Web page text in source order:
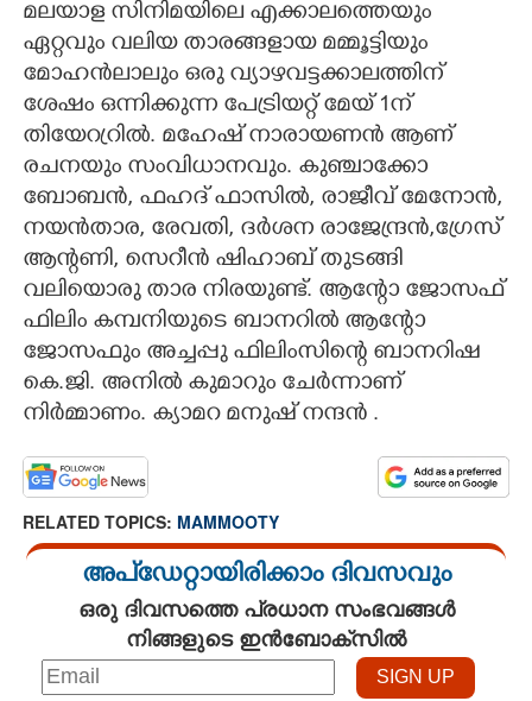
CARTOONS
LITERATURE
ZOOM
CONTACT US
മലയാള സിനിമയിലെ എക്കാലത്തെയും
ഏറ്റവും വലിയ താരങ്ങളായ മമ്മൂട്ടിയും
മോഹൻലാലും ഒരു വ്യാഴവട്ടക്കാലത്തിന്
ശേഷം ഒന്നിക്കുന്ന പേട്രിയറ്റ് മേയ് 1ന്
തിയേറ്രറിൽ. മഹേഷ് നാരായണൻ ആണ്
രചനയും സംവിധാനവും. കുഞ്ചാക്കോ
ബോബൻ, ഫഹദ് ഫാസിൽ, രാജീവ് മേനോൻ,
നയൻതാര, രേവതി, ദർശന രാജേന്ദ്രൻ,ഗ്രേസ്
ആന്റണി, സെറീൻ ഷിഹാബ് തുടങ്ങി
വലിയൊരു താര നിരയുണ്ട്. ആന്റോ ജോസഫ്
ഫിലിം കമ്പനിയുടെ ബാനറിൽ ആന്റോ
ജോസഫും അച്ചപ്പു ഫിലിംസിന്റെ ബാനറിഷ
കെ.ജി. അനിൽ കുമാറും ചേർന്നാണ്
നിർമ്മാണം. ക്യാമറ മനുഷ് നന്ദൻ .
RELATED TOPICS: MAMMOOTY
അപ്ഡേറ്റായിരിക്കാം ദിവസവും
ഒരു ദിവസത്തെ പ്രധാന സംഭവങ്ങൾ
നിങ്ങളുടെ ഇൻബോക്സിൽ